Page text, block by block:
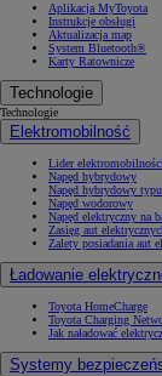
Aplikacja MyToyota
Instrukcje obsługi
Aktualizacja map
System Bluetooth®
Karty Ratownicze
Technologie
Technologie
Elektromobilność
Lider elektromobilności
Napęd hybrydowy
Napęd hybrydowy
Napęd wodorowy
Napęd elektryczny na
Zasięg aut
Zalety posiadania aut
Ładowanie
Toyota HomeCharge
Toyota Charging
Jak naładować
Systemy